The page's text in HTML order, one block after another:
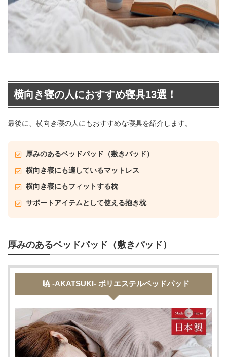
横向き寝の人におすすめ寝具13選！
最後に、横向き寝の人にもおすすめな寝具を紹介します。
厚みのあるベッドパッド（敷きパッド）
横向き寝にも適しているマットレス
横向き寝にもフィットする枕
サポートアイテムとして使える抱き枕
厚みのあるベッドパッド（敷きパッド）
暁 -AKATSUKI- ポリエステルベッドパッド